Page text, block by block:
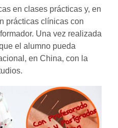
en clases prácticas y, en
prácticas clínicas con
Una vez realizada
el alumno pueda
en China, con la